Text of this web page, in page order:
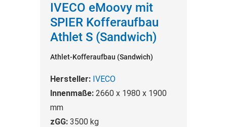
IVECO eMoovy mit
SPIER Kofferaufbau
Athlet S (Sandwich)
Athlet-Kofferaufbau (Sandwich)
Hersteller: IVECO
Innenmaße: 2660 x 1980 x 1900
mm
zGG: 3500 kg